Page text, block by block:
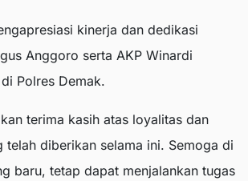
kinerja dan dedikasi
Anggoro serta AKP Winardi
Polres Demak.
terima kasih atas loyalitas dan
telah diberikan selama ini. Semoga di
baru, tetap dapat menjalankan tugas